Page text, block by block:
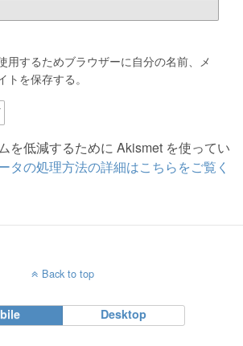
用するためブラウザーに自分の名前、メ
を保存する。
を低減するために Akismet を使ってい
タの処理方法の詳細はこちらをご覧く
Back to top
Desktop